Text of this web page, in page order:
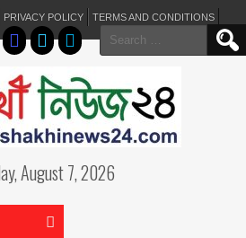
PRIVACY POLICY TERMS AND CONDITIONS
Search
for:
August 7, 2026